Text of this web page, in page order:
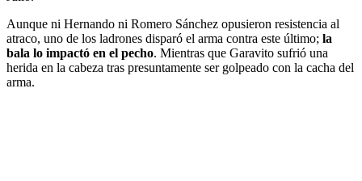
Aunque ni Hernando ni Romero Sánchez opusieron resistencia al
atraco, uno de los ladrones disparó el arma contra este último; la
bala lo impactó en el pecho. Mientras que Garavito sufrió una
herida en la cabeza tras presuntamente ser golpeado con la cacha del
arma.